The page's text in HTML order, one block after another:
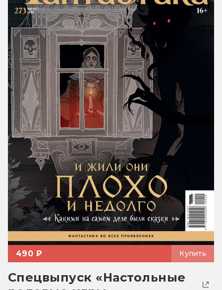
490 ₽ Купить
Спецвыпуск «Настольные